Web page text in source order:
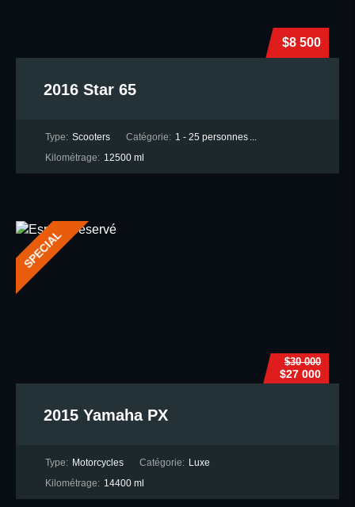
$8 500
2016 Star 65
Type: Scooters Catégorie: 1 - 25 personnes ...
Kilométrage: 12500 ml
SPECIAL
$30 000
$27 000
2015 Yamaha PX
Type: Motorcycles Catégorie: Luxe
Kilométrage: 14400 ml